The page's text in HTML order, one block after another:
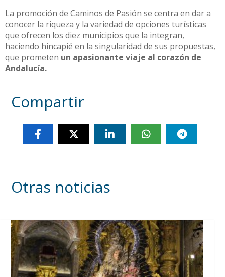
La promoción de Caminos de Pasión se centra en dar a
conocer la riqueza y la variedad de opciones turísticas
que ofrecen los diez municipios que la integran,
haciendo hincapié en la singularidad de sus propuestas,
que prometen un apasionante viaje al corazón de
Andalucía.
Compartir
Otras noticias